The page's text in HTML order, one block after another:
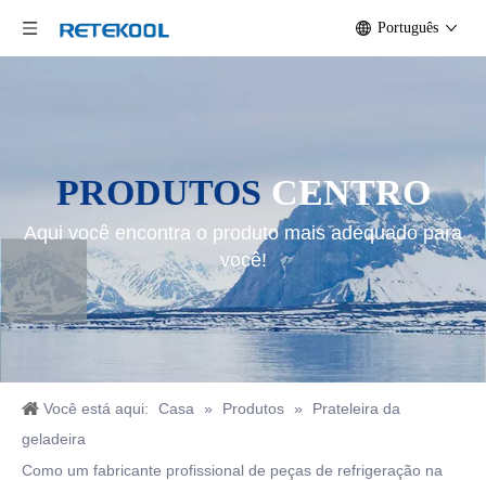
Português
PRODUTOS CENTRO
Aqui você encontra o produto mais adequado para
você!
Você está aqui: Casa » Produtos »
Prateleira da
geladeira
Como um fabricante profissional de peças de refrigeração na